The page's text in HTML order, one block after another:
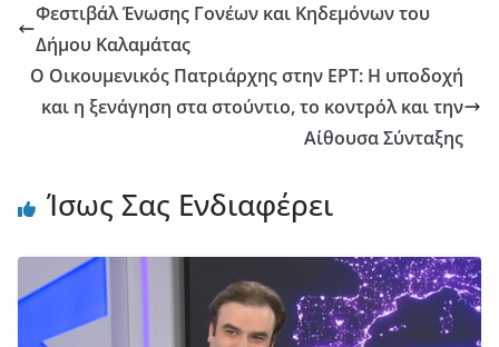
Φεστιβάλ Ένωσης Γονέων και Κηδεμόνων του
Δήμου Καλαμάτας
Ο Οικουμενικός Πατριάρχης στην ΕΡΤ: H υποδοχή
και η ξενάγηση στα στούντιο, το κοντρόλ και την
Αίθουσα Σύνταξης
Ίσως Σας Ενδιαφέρει